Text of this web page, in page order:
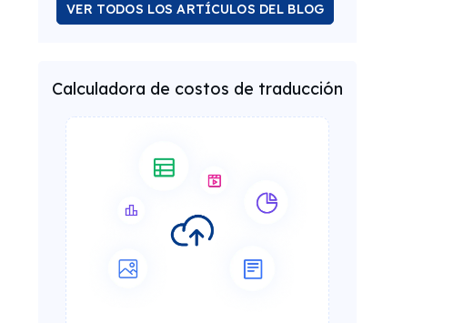
VER TODOS LOS ARTÍCULOS DEL BLOG
Calculadora de costos de traducción